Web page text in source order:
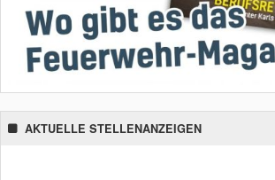
AKTUELLE STELLENANZEIGEN